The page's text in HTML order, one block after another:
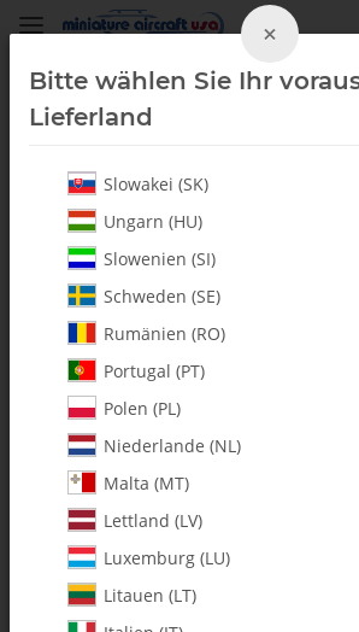
Alle Artikel
×
Bitte wählen Sie Ihr
Lieferland
Slowakei (SK)
Ungarn (HU)
Slowenien (SI)
Schweden (SE)
Rumänien (RO)
Portugal (PT)
Polen (PL)
Niederlande (NL)
Malta (MT)
Lettland (LV)
Luxemburg (LU)
Litauen (LT)